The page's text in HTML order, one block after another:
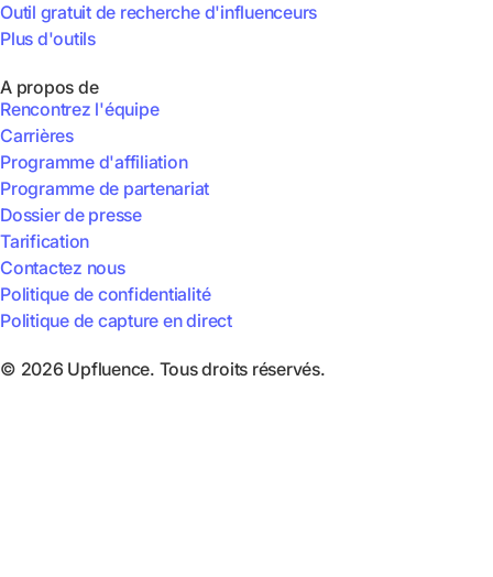
Outil gratuit de recherche d'influenceurs
Plus d'outils
A propos de
Rencontrez l'équipe
Carrières
Programme d'affiliation
Programme de partenariat
Dossier de presse
Tarification
Contactez nous
Politique de confidentialité
Politique de capture en direct
© 2026 Upfluence. Tous droits réservés.